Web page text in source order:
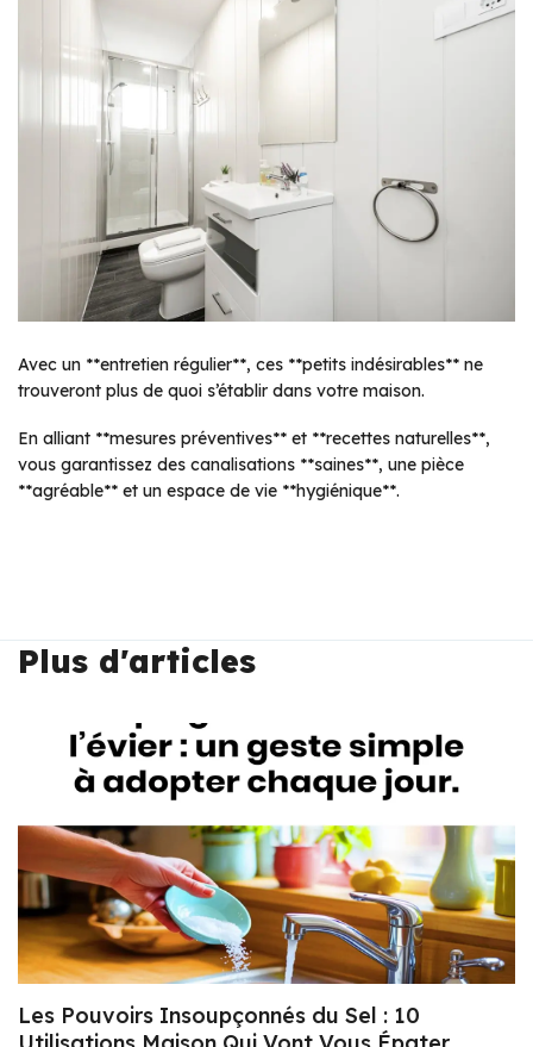
Avec un **entretien régulier**, ces **petits indésirables** ne
trouveront plus de quoi s’établir dans votre maison.
En alliant **mesures préventives** et **recettes naturelles**,
vous garantissez des canalisations **saines**, une pièce
**agréable** et un espace de vie **hygiénique**.
Plus d'articles
Les Pouvoirs Insoupçonnés du Sel : 10